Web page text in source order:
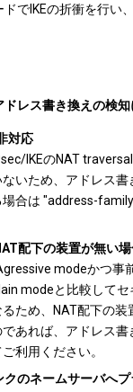
でIKEの折衝を行い
ドレス書き換えの検
対応
IKEのNAT
ないため、アドレス
合は "address-
配下の装置が無い
modeかつ事
modeと比較して
ため、NAT配下の装
であれば、アドレス
利用ください。
クのネームサーバへ